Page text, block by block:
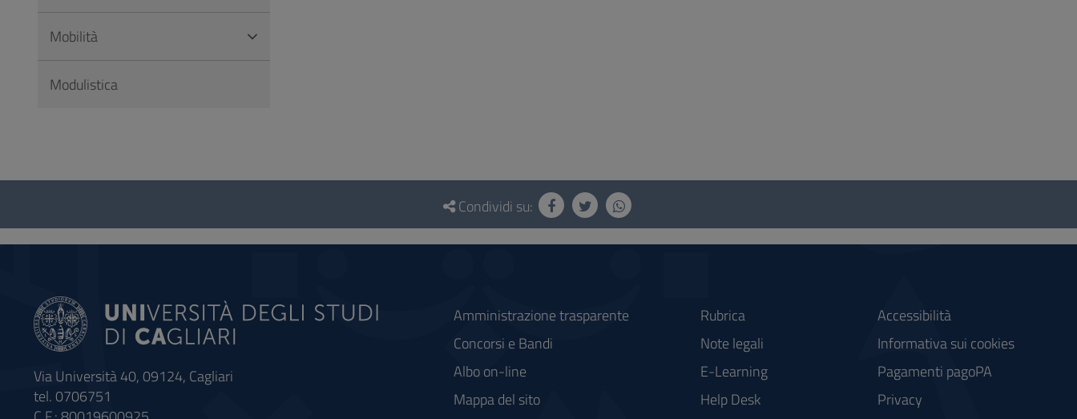
Mobilità
Modulistica
Questionario
social
Condividi su:
Via Università 40, 09124, Cagliari
tel. 0706751
Amministrazione trasparente
Concorsi e Bandi
Albo on-line
Mappa del sito
Rubrica
Note legali
E-Learning
Help Desk
Accessibilità
Informativa sui cookies
Pagamenti pagoPA
Privacy